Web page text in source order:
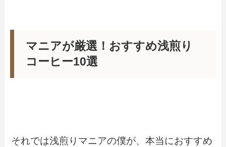
マニアが厳選！おすすめ浅煎り
コーヒー10選
それでは浅煎りマニアの僕が、本当におすすめ